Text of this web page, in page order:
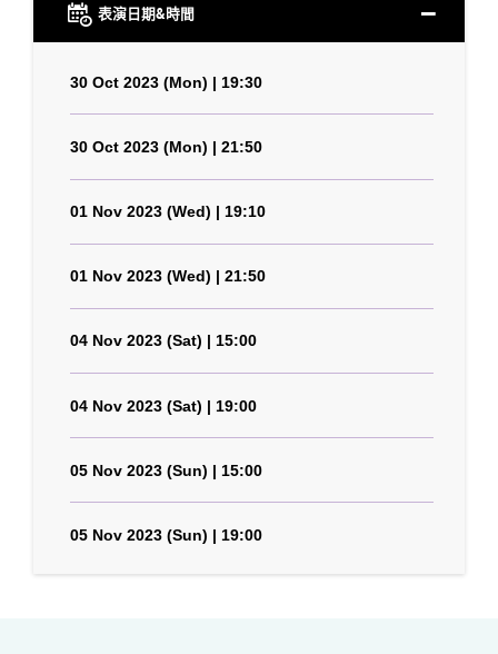
表演日期&時間
30 Oct 2023 (Mon) | 19:30
30 Oct 2023 (Mon) | 21:50
01 Nov 2023 (Wed) | 19:10
01 Nov 2023 (Wed) | 21:50
04 Nov 2023 (Sat) | 15:00
04 Nov 2023 (Sat) | 19:00
05 Nov 2023 (Sun) | 15:00
05 Nov 2023 (Sun) | 19:00